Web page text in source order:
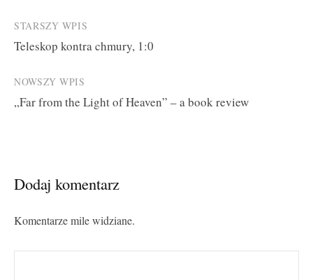
Post
navigation
STARSZY WPIS
Teleskop kontra chmury, 1:0
NOWSZY WPIS
„Far from the Light of Heaven” – a book review
Dodaj komentarz
Komentarze mile widziane.